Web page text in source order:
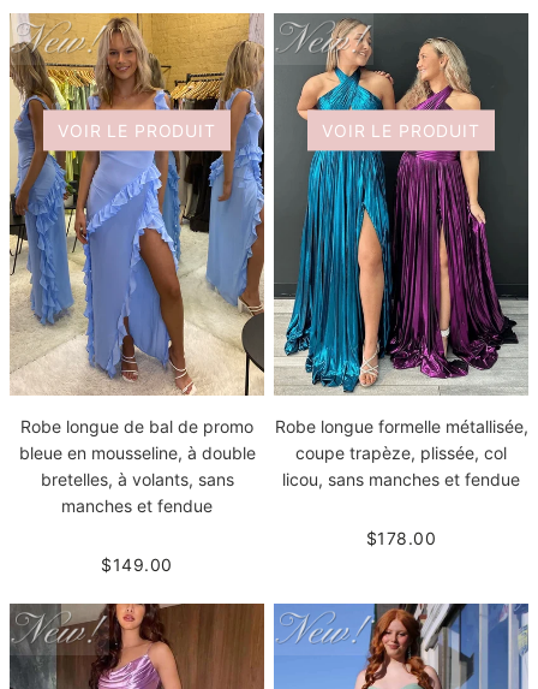
VOIR LE PRODUIT
Robe longue de bal de promo
bleue en mousseline, à double
bretelles, à volants, sans
manches et fendue
$149.00
VOIR LE PRODUIT
Robe longue formelle métallisée,
coupe trapèze, plissée, col
licou, sans manches et fendue
$178.00